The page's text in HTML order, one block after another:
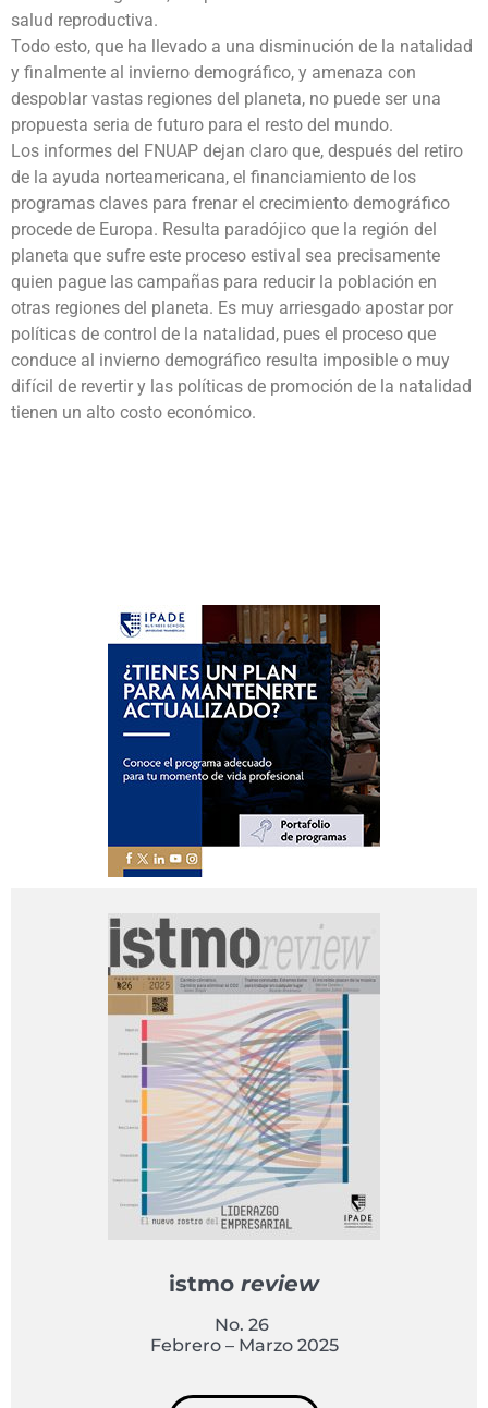
salud reproductiva.
Todo esto, que ha llevado a una disminución de la natalidad
y finalmente al invierno demográfico, y amenaza con
despoblar vastas regiones del planeta, no puede ser una
propuesta seria de futuro para el resto del mundo.
Los informes del FNUAP dejan claro que, después del retiro
de la ayuda norteamericana, el financiamiento de los
programas claves para frenar el crecimiento demográfico
procede de Europa. Resulta paradójico que la región del
planeta que sufre este proceso estival sea precisamente
quien pague las campañas para reducir la población en
otras regiones del planeta. Es muy arriesgado apostar por
políticas de control de la natalidad, pues el proceso que
conduce al invierno demográfico resulta imposible o muy
difícil de revertir y las políticas de promoción de la natalidad
tienen un alto costo económico.
istmo review
No. 26
Febrero – Marzo 2025